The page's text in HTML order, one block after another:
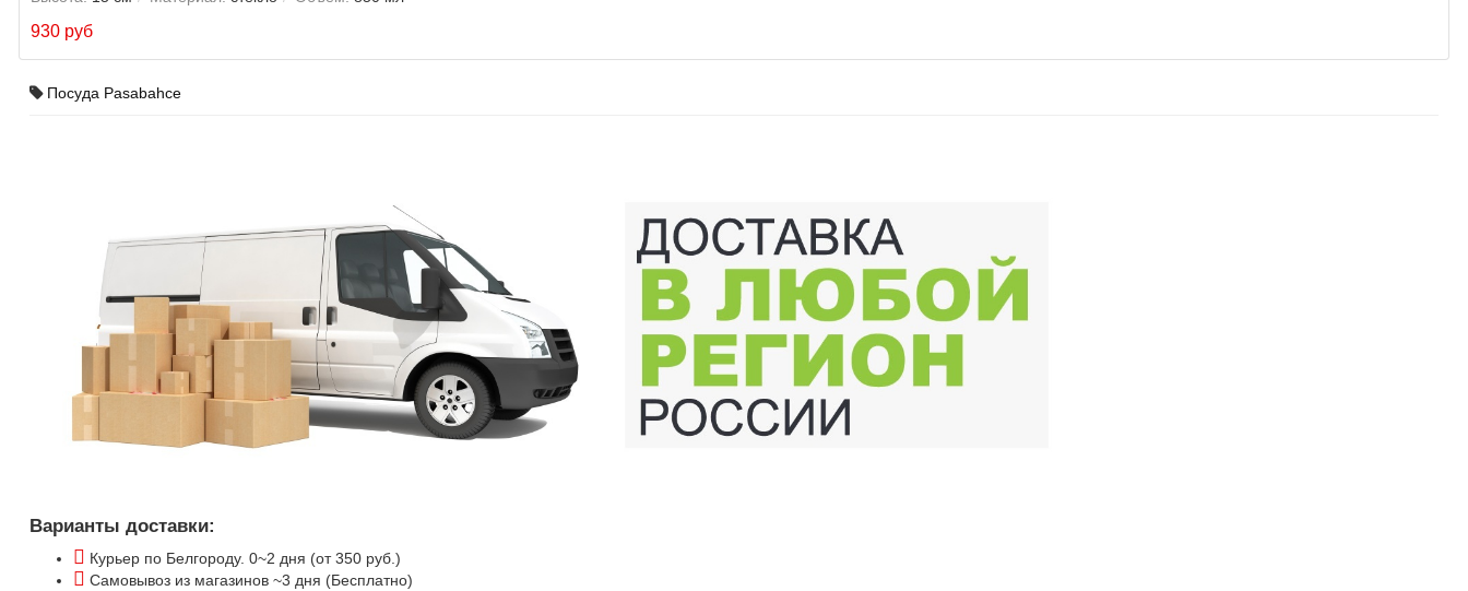
930 руб
Посуда Pasabahce
Варианты доставки:
Курьер по Белгороду. 0~2 дня (от 350 руб.)
Самовывоз из магазинов ~3 дня (Бесплатно)